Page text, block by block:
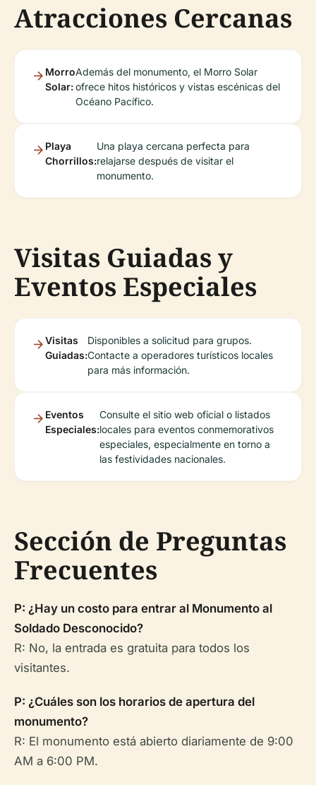
Atracciones Cercanas
Morro
Solar:
Además del monumento, el Morro Solar
ofrece hitos históricos y vistas escénicas del
Océano Pacífico.
Playa
Chorrillos:
Una playa cercana perfecta para
relajarse después de visitar el
monumento.
Visitas Guiadas y
Eventos Especiales
Visitas
Guiadas:
Disponibles a solicitud para grupos.
Contacte a operadores turísticos locales
para más información.
Eventos
Especiales:
Consulte el sitio web oficial o listados
locales para eventos conmemorativos
especiales, especialmente en torno a
las festividades nacionales.
Sección de Preguntas
Frecuentes
P: ¿Hay un costo para entrar al Monumento al
Soldado Desconocido?
R: No, la entrada es gratuita para todos los
visitantes.
P: ¿Cuáles son los horarios de apertura del
monumento?
R: El monumento está abierto diariamente de 9:00
AM a 6:00 PM.